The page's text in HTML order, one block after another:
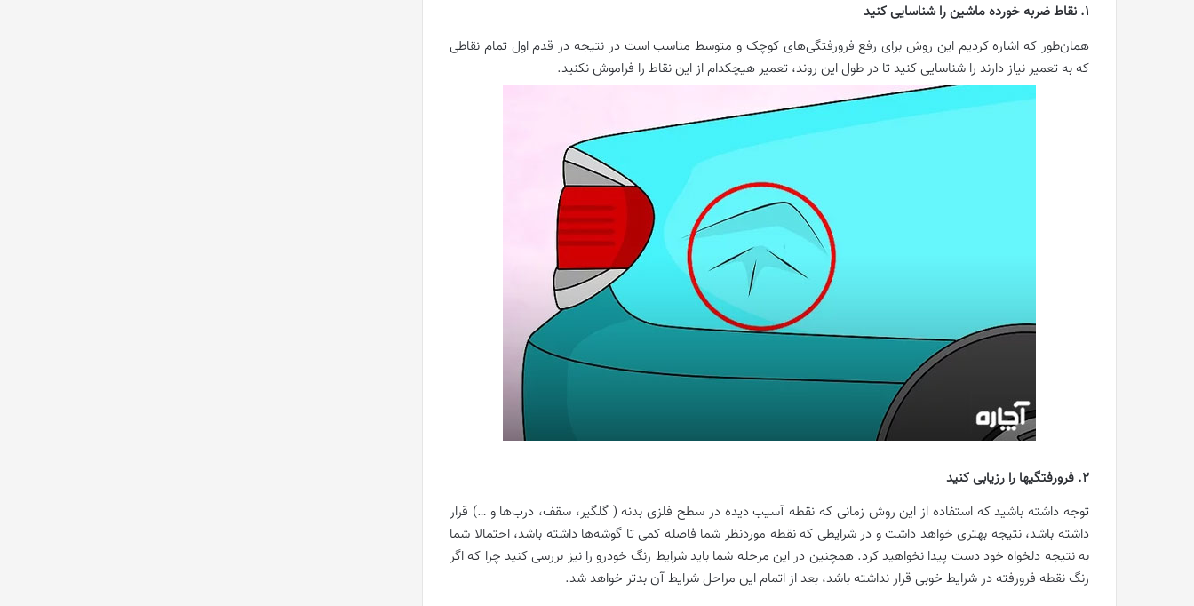
1. نقاط ضربه خورده ماشین را شناسایی کنید
همان‌طور که اشاره کردیم این روش برای رفع فرورفتگی‌های کوچک و متوسط مناسب است در نتیجه در قدم اول تمام نقاطی
که به تعمیر نیاز دارند را شناسایی کنید تا در طول این روند، تعمیر هیچکدام از این نقاط را فراموش نکنید.
2. فرورفتگیها را رزیابی کنید
توجه داشته باشید که استفاده از این روش زمانی که نقطه آسیب دیده در سطح فلزی بدنه ( گلگیر، سقف، درب‌ها و …) قرار
داشته باشد، نتیجه بهتری خواهد داشت و در شرایطی که نقطه موردنظر شما فاصله کمی تا گوشه‌ها داشته باشد، احتمالا شما
به نتیجه دلخواه خود دست پیدا نخواهید کرد. همچنین در این مرحله شما باید شرایط رنگ خودرو را نیز بررسی کنید چرا که اگر
رنگ نقطه فرورفته در شرایط خوبی قرار نداشته باشد، بعد از اتمام این مراحل شرایط آن بدتر خواهد شد.